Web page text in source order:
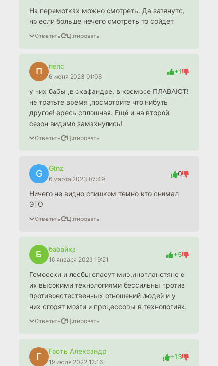
На перемотках можно смотреть. Да затянуто,
но если больше нечего смотреть то сойдет
Ответить Цитировать
П
пепс
6 июня 2023 01:08
+1
у них бабы ,в скафандре, в космосе ПЛАВАЮТ!
не тратьте время ,посмотрите что нибуть
другое! ересь сплошная. Ещё и на второй
сезон видимо замахнулись!
Ответить Цитировать
G
Gtnz
6 марта 2023 07:49
0
Ничего не видно слишком темно кто снимал
ЭТО
Ответить Цитировать
Б
бабайка
16 января 2023 19:21
+5
Гомосеки и лесбы спасут мир,инопланетяне с
их высокими технологиями бессильны против
противоестественных отношений людей и у
них сгорят мозги и процессоры в технологиях.
Ответить Цитировать
Г
Гость Александр
19 июля 2022 12:16
+13